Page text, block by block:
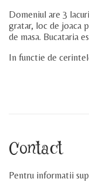
Domeniul are 3
gratar, loc de joaca
de masa. Bucataria
In functie de
Contact
Pentru informatii